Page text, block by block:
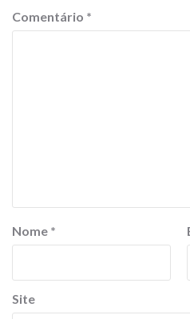
Comentário *
Nome *
Site